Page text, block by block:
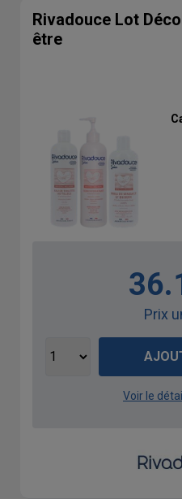
Rivadouce Lot
être
Prix
Voir le